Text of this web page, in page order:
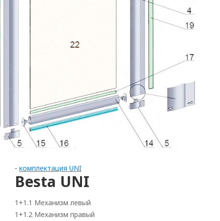
- комплектация UNI
Besta UNI
1+1.1 Механизм левый
1+1.2 Механизм правый